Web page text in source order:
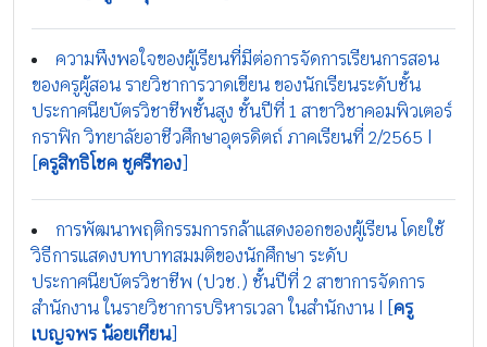
ความพึงพอใจของผู้เรียนที่มีต่อการจัดการเรียนการสอน
ของครูผู้สอน รายวิชาการวาดเขียน ของนักเรียนระดับชั้น
ประกาศนียบัตรวิชาชีพชั้นสูง ชั้นปีที่ 1 สาขาวิชาคอมพิวเตอร์
กราฟิก วิทยาลัยอาชีวศึกษาอุตรดิตถ์ ภาคเรียนที่ 2/2565 |
ครูสิทธิโชค ชูศรีทอง
การพัฒนาพฤติกรรมการกล้าแสดงออกของผู้เรียน โดยใช้
วิธีการแสดงบทบาทสมมติของนักศึกษา ระดับ
ประกาศนียบัตรวิชาชีพ (ปวช.) ชั้นปีที่ 2 สาขาการจัดการ
สำนักงาน ในรายวิชาการบริหารเวลา ในสำนักงาน | [ ครู
เบญจพร น้อยเทียน]